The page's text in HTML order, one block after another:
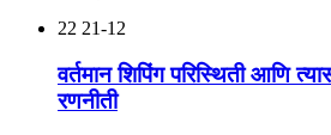
22 21-12
वर्तमान शिपिंग परिस्थिती आणि
रणनीती